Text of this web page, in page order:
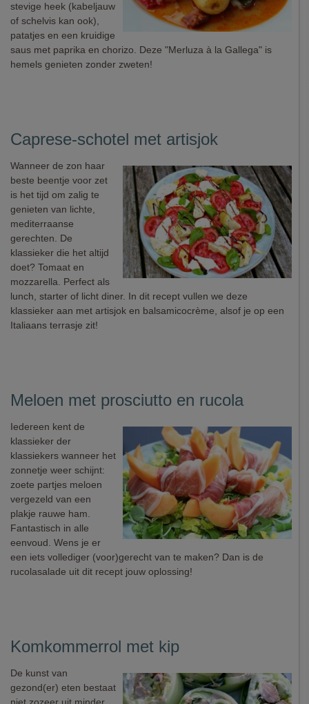
stevige heek (kabeljauw
of schelvis kan ook),
patatjes en een kruidige
saus met paprika en chorizo. Deze "Merluza à la Gallega" is
hemels genieten zonder zweten!
Caprese-schotel met artisjok
Wanneer de zon haar
beste beentje voor zet
is het tijd om zalig te
genieten van lichte,
mediterraanse
gerechten. De
klassieker die het altijd
doet? Tomaat en
mozzarella. Perfect als
lunch, starter of licht diner. In dit recept vullen we deze
klassieker aan met artisjok en balsamicocrème, alsof je op een
Italiaans terrasje zit!
Meloen met prosciutto en rucola
Iedereen kent de
klassieker der
klassiekers wanneer het
zonnetje weer schijnt:
zoete partjes meloen
vergezeld van een
plakje rauwe ham.
Fantastisch in alle
eenvoud. Wens je er
een iets vollediger (voor)gerecht van te maken? Dan is de
rucolasalade uit dit recept jouw oplossing!
Komkommerrol met kip
De kunst van
gezond(er) eten bestaat